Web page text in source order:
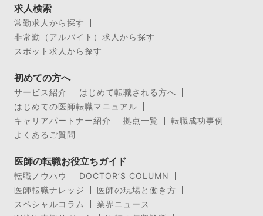
求人検索
常勤求人から探す
非常勤（アルバイト）求人から探す
スポット求人から探す
初めての方へ
サービス紹介
はじめて転職される方へ
はじめての医師転職マニュアル
キャリアパートナー紹介
拠点一覧
転職成功事例
よくあるご質問
医師の転職お役立ちガイド
転職ノウハウ
DOCTOR’S COLUMN
医師転職ナレッジ
医師の現場と働き方
スペシャルコラム
業界ニュース